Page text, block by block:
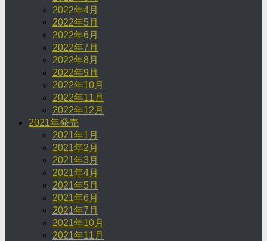
2022年4月
2022年5月
2022年6月
2022年7月
2022年8月
2022年9月
2022年10月
2022年11月
2022年12月
2021年発売
2021年1月
2021年2月
2021年3月
2021年4月
2021年5月
2021年6月
2021年7月
2021年10月
2021年11月